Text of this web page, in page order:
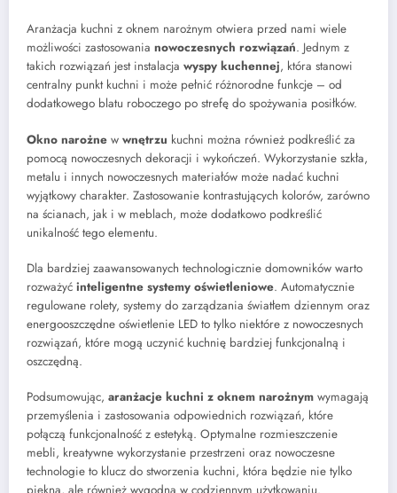
Aranżacja kuchni z oknem narożnym otwiera przed nami wiele
możliwości zastosowania nowoczesnych rozwiązań. Jednym z
takich rozwiązań jest instalacja wyspy kuchennej, która stanowi
centralny punkt kuchni i może pełnić różnorodne funkcje – od
dodatkowego blatu roboczego po strefę do spożywania posiłków.
Okno narożne w wnętrzu kuchni można również podkreślić za
pomocą nowoczesnych dekoracji i wykończeń. Wykorzystanie szkła,
metalu i innych nowoczesnych materiałów może nadać kuchni
wyjątkowy charakter. Zastosowanie kontrastujących kolorów, zarówno
na ścianach, jak i w meblach, może dodatkowo podkreślić
unikalność tego elementu.
Dla bardziej zaawansowanych technologicznie domowników warto
rozważyć inteligentne systemy oświetleniowe. Automatycznie
regulowane rolety, systemy do zarządzania światłem dziennym oraz
energooszczędne oświetlenie LED to tylko niektóre z nowoczesnych
rozwiązań, które mogą uczynić kuchnię bardziej funkcjonalną i
oszczędną.
Podsumowując, aranżacje kuchni z oknem narożnym wymagają
przemyślenia i zastosowania odpowiednich rozwiązań, które
połączą funkcjonalność z estetyką. Optymalne rozmieszczenie
mebli, kreatywne wykorzystanie przestrzeni oraz nowoczesne
technologie to klucz do stworzenia kuchni, która będzie nie tylko